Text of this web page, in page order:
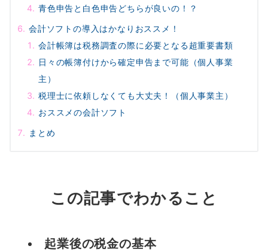
青色申告と白色申告どちらが良いの！？
会計ソフトの導入はかなりおススメ！
会計帳簿は税務調査の際に必要となる超重要書類
日々の帳簿付けから確定申告まで可能（個人事業
主）
税理士に依頼しなくても大丈夫！（個人事業主）
おススメの会計ソフト
まとめ
この記事でわかること
起業後の税金の基本